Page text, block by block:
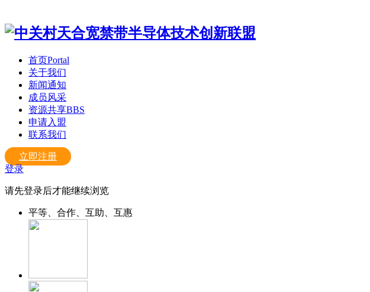
首页Portal
关于我们
新闻通知
成员风采
资源共享BBS
申请入盟
联系我们
立即注册
登录
请先登录后才能继续浏览
平等、合作、互助、互惠